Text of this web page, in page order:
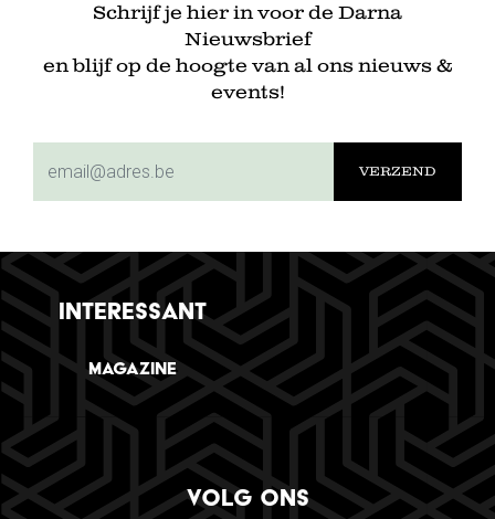
Schrijf je hier in voor de Darna
Nieuwsbrief
en blijf op de hoogte van al ons nieuws &
events!
INTERESSANT
Magazine
VOLG ONS